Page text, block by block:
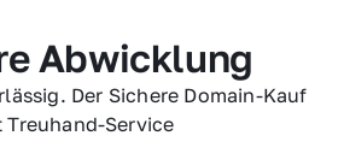
Abwicklung
Der Sichere Domain-Kauf
Treuhand-Service